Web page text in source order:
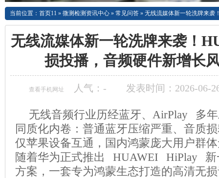
当前位置： 首页11 » 微测检测资讯中心 » 常见问答 » 无线流媒体新一轮洗牌来袭
无线流媒体新一轮洗牌来袭！
损投播，音频硬件新增长
查看手机网址 人气： - 发表时间：2026-06-
无线音频行业历经蓝牙、AirPlay 多
同质化内卷：普通蓝牙压缩严重、音质
仅苹果设备互通，国内鸿蒙庞大用户群
随着华为正式推出 HUAWEI HiPlay 新
方案，一套专为鸿蒙生态打造的高清无